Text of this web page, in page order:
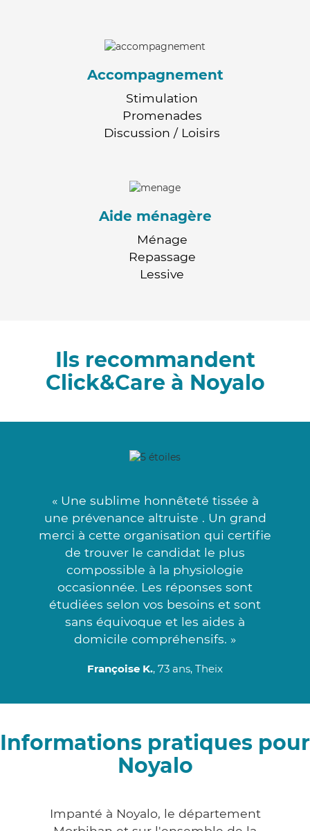
Accompagnement
Stimulation
Promenades
Discussion / Loisirs
Aide ménagère
Ménage
Repassage
Lessive
Ils recommandent
Click&Care à Noyalo
« Une sublime honnêteté tissée à
une prévenance altruiste . Un grand
merci à cette organisation qui certifie
de trouver le candidat le plus
compossible à la physiologie
occasionnée. Les réponses sont
étudiées selon vos besoins et sont
sans équivoque et les aides à
domicile compréhensifs. »
Françoise K., 73 ans, Theix
Informations pratiques pour
Noyalo
Impanté à Noyalo, le département